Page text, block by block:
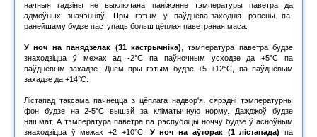
начныя гадзіны не выключана паніжэнне тэмпературы паветра да
адмоўных значэнняў. Пры гэтым у паўднёва-заходнія рэгіёны па-
ранейшаму будзе паступаць больш цёплая паветраная маса.
У ноч на панядзелак (31 кастрычніка) , тэмпература паветра будзе
знаходзіцца ў межах ад -2°С па паўночным усходзе да +5°С па
паўднёвым захадзе. Днём пры гэтым будзе +5 +12°С, па паўднёвым
захадзе да +14°С.
Лістапад таксама пачнецца з цёплага надвор'я, сярэдні тэмпературны
фон будзе на 2-5°С вышэй за кліматычную норму. Дажджоў будзе
няшмат. А тэмпература паветра па рэспубліцы ноччу будзе ў асноўным
знаходзіцца ў межах +2 +10°С. У ноч на аўторак (1 лістапада)
па